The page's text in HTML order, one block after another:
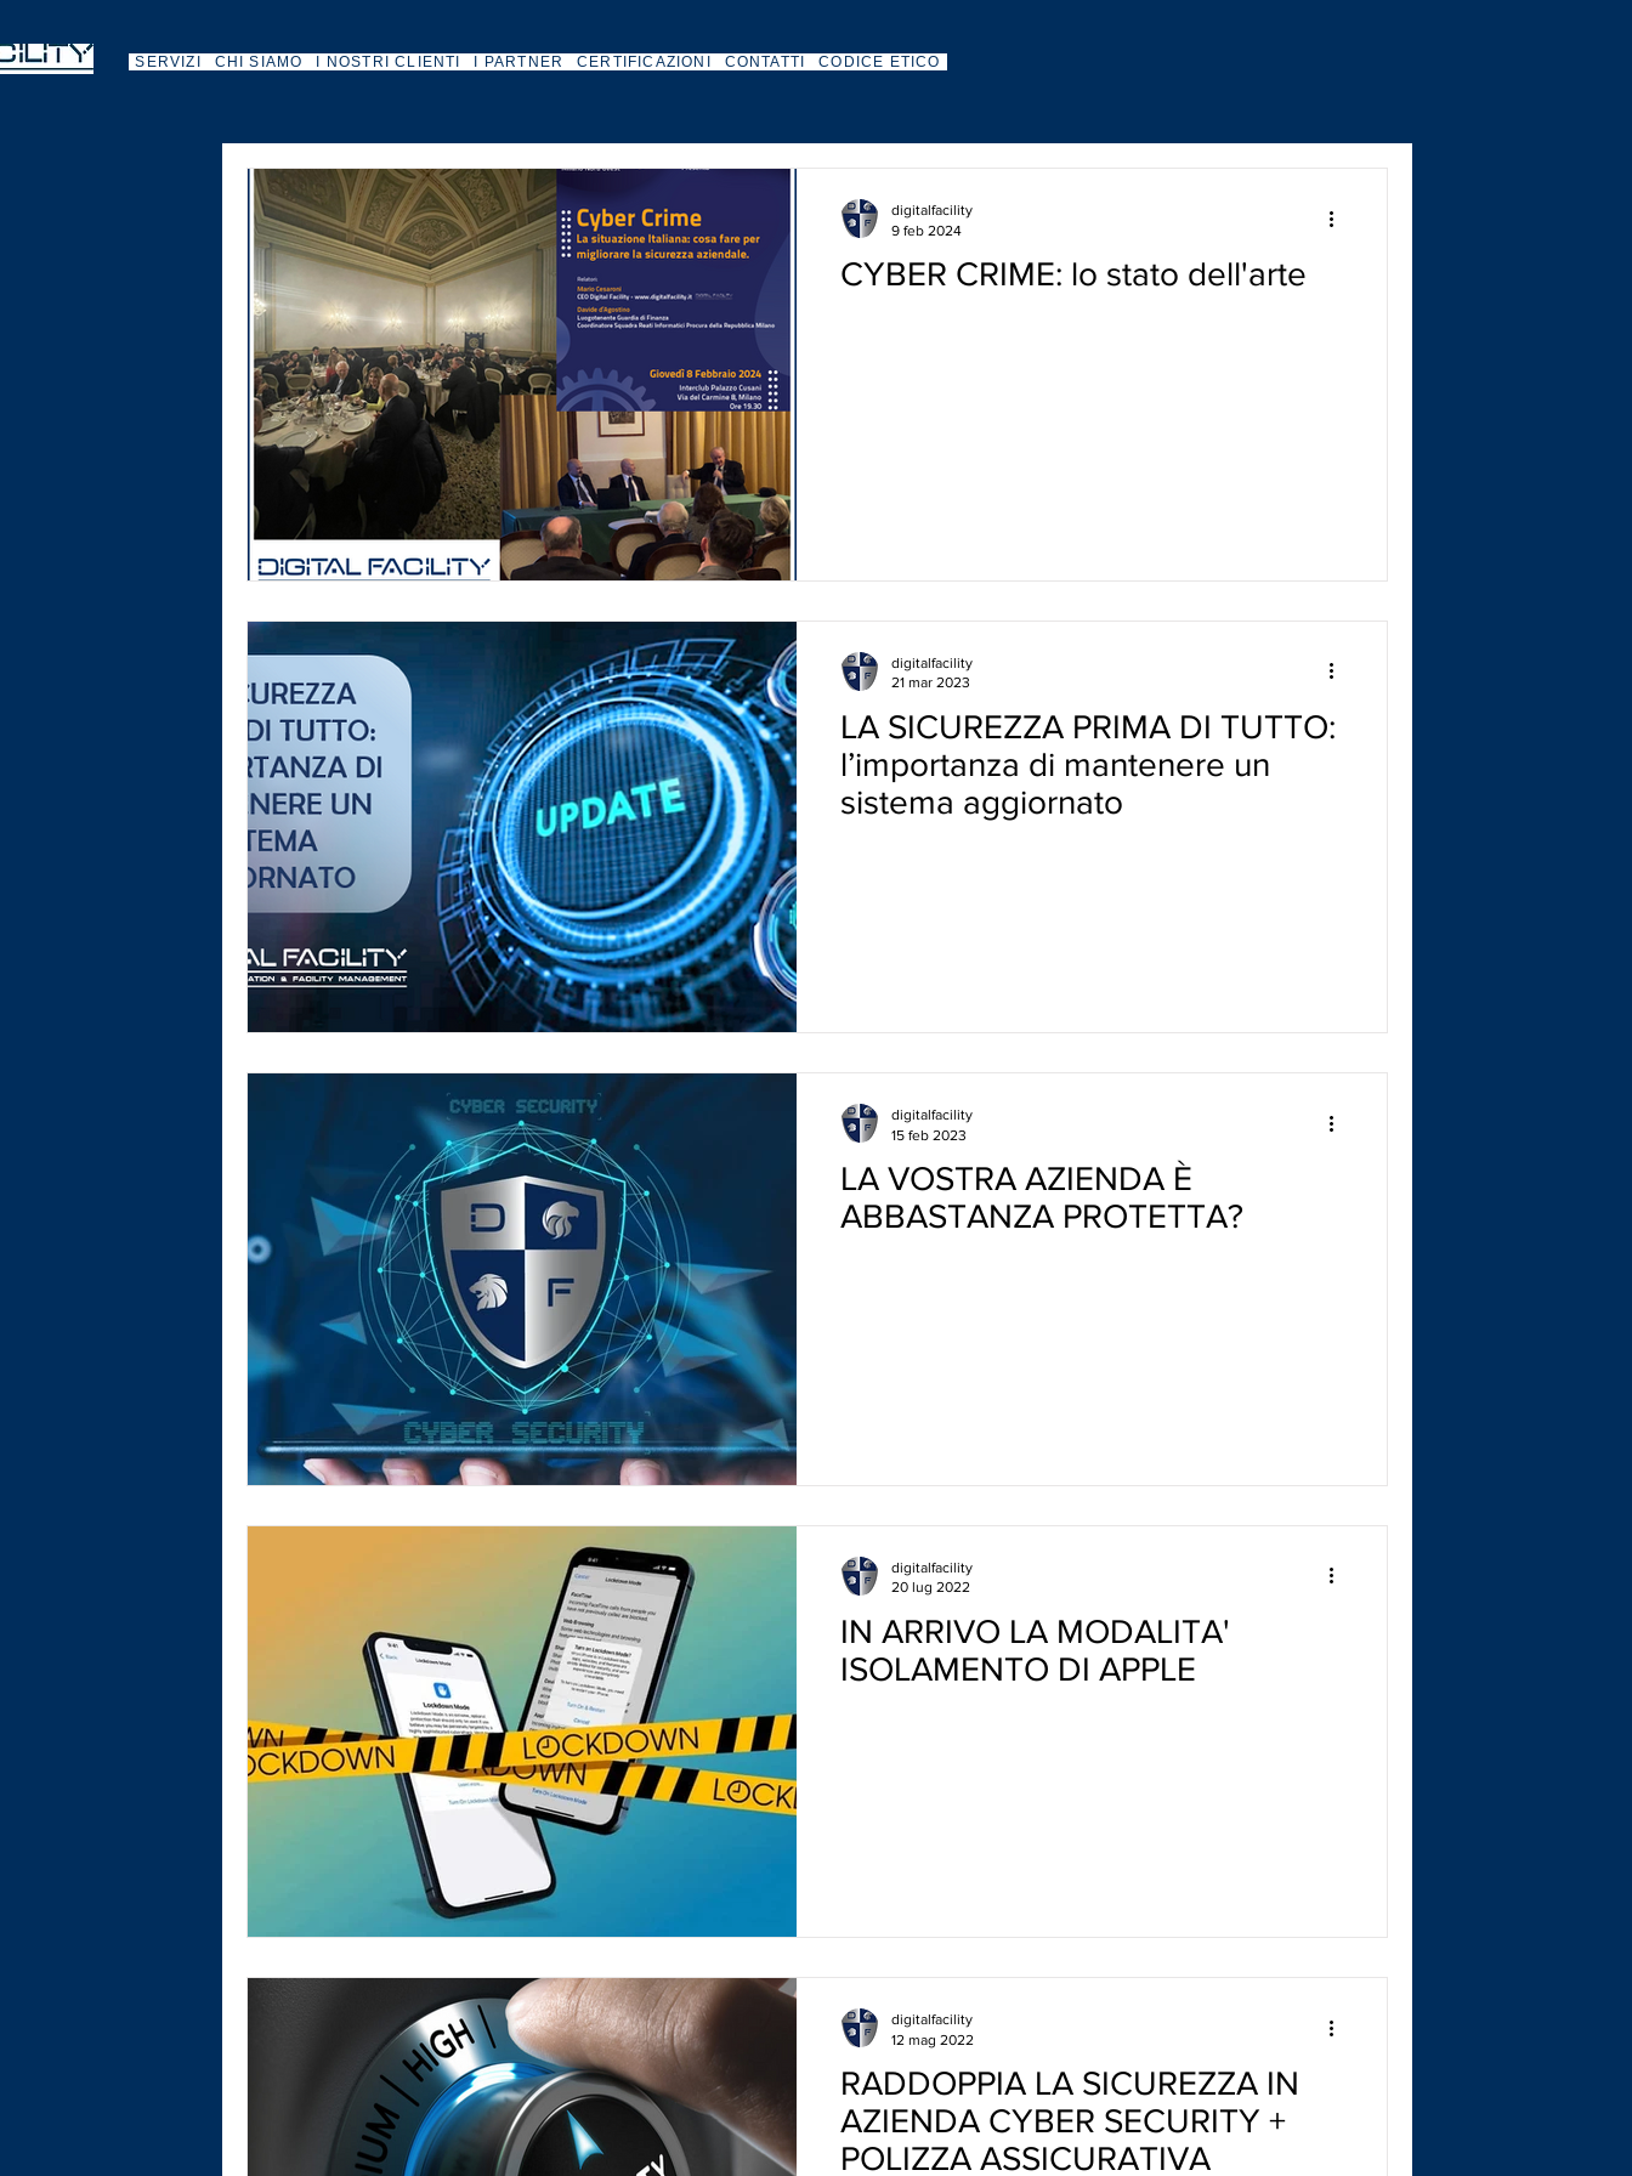
SERVIZI CHI SIAMO I NOSTRI CLIENTI I PARTNER CERTIFICAZIONI CONTATTI CODICE ETICO
CYBER CRIME: lo stato dell'arte
digitalfacility
9 feb 2024
LA SICUREZZA PRIMA DI TUTTO:
l’importanza di mantenere un
sistema aggiornato
digitalfacility
21 mar 2023
LA VOSTRA AZIENDA È
ABBASTANZA PROTETTA?
digitalfacility
15 feb 2023
IN ARRIVO LA MODALITA'
ISOLAMENTO DI APPLE
digitalfacility
20 lug 2022
RADDOPPIA LA SICUREZZA IN
AZIENDA CYBER SECURITY +
POLIZZA ASSICURATIVA
digitalfacility
12 mag 2022